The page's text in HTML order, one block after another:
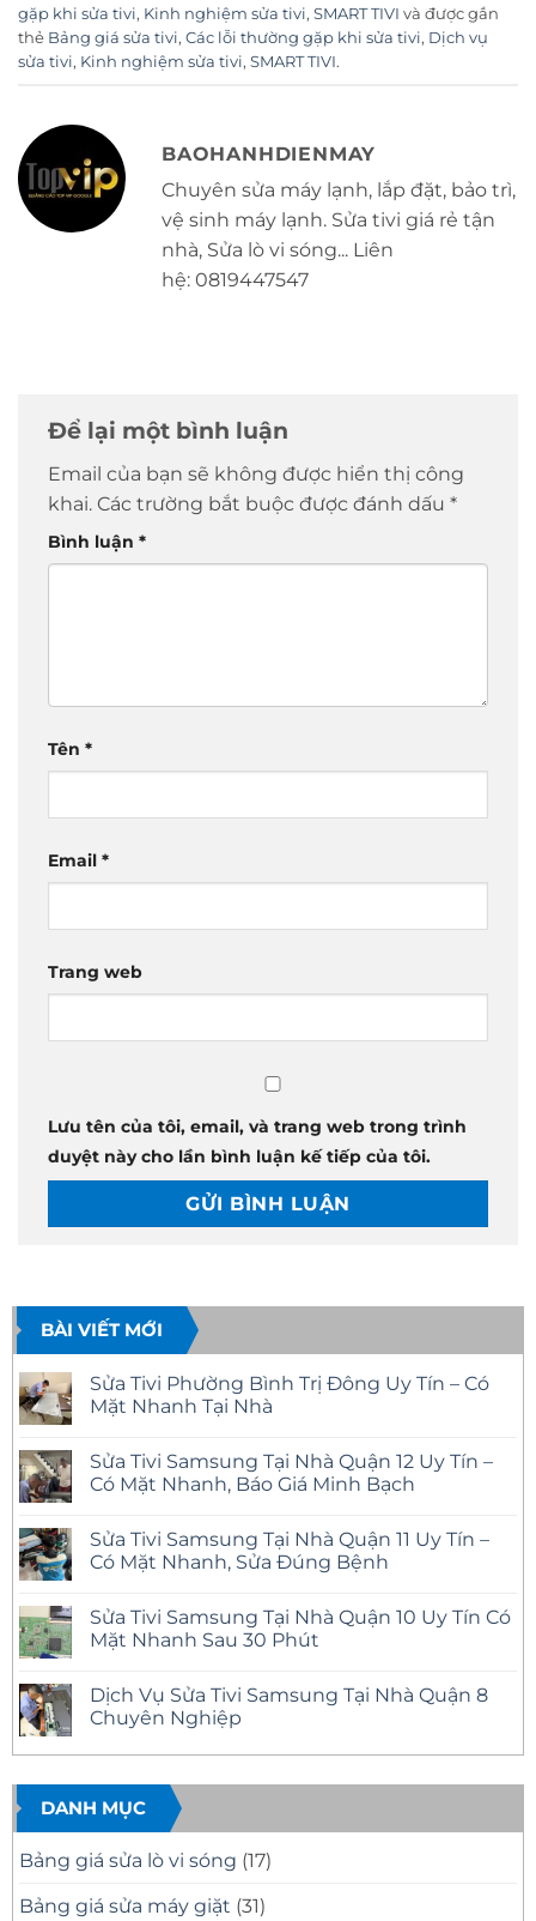
gặp khi sửa tivi, Kinh nghiệm sửa tivi, SMART TIVI và được gắn
thẻ Bảng giá sửa tivi, Các lỗi thường gặp khi sửa tivi, Dịch vụ
sửa tivi, Kinh nghiệm sửa tivi, SMART TIVI.
BAOHANHDIENMAY
Chuyên sửa máy lạnh, lắp đặt, bảo trì,
vệ sinh máy lạnh. Sửa tivi giá rẻ tận
nhà, Sửa lò vi sóng... Liên
hệ: 0819447547
Để lại một bình luận
Email của bạn sẽ không được hiển thị công
khai. Các trường bắt buộc được đánh dấu *
Bình luận *
Tên *
Email *
Trang web
Lưu tên của tôi, email, và trang web trong trình
duyệt này cho lần bình luận kế tiếp của tôi.
BÀI VIẾT MỚI
Sửa Tivi Phường Bình Trị Đông Uy Tín – Có
Mặt Nhanh Tại Nhà
bình
luận
ở
Phường
Bình
Trị
Tín
–
Có
Tại
Nhà
Sửa Tivi Samsung Tại Nhà Quận 12 Uy Tín –
Có Mặt Nhanh, Báo Giá Minh Bạch
bình
luận
ở
Samsung
Tại
Nhà
Uy
Tín
–
Mặt
Báo
Giá
Minh
Bạch
Sửa Tivi Samsung Tại Nhà Quận 11 Uy Tín –
Có Mặt Nhanh, Sửa Đúng Bệnh
bình
luận
ở
Samsung
Tại
Nhà
11
Tín
–
Có
Mặt
Nhanh,
Sửa
Bệnh
Sửa Tivi Samsung Tại Nhà Quận 10 Uy Tín Có
Mặt Nhanh Sau 30 Phút
bình
luận
ở
Tivi
Tại
Nhà
Quận
10
Uy
Tín
Mặt
Nhanh
Dịch Vụ Sửa Tivi Samsung Tại Nhà Quận 8
Chuyên Nghiệp
có
luận
ở
Dịch
Vụ
Sửa
Tivi
Tại
Nhà
DANH MỤC
Bảng giá sửa lò vi sóng (17)
Bảng giá sửa máy giặt (31)